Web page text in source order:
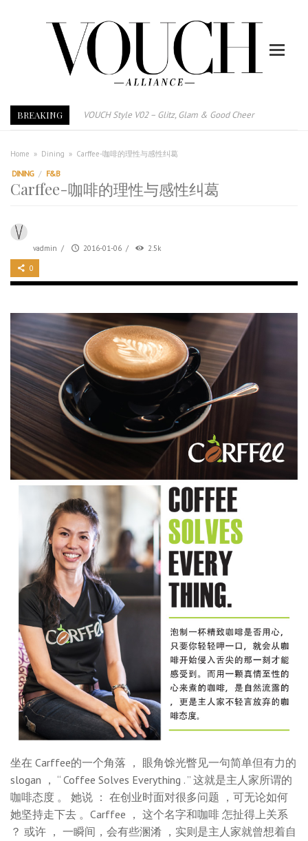
BREAKING
VOUCH Style V02 – Glitz, Glam & Good Cheer
Vouch Style 01 – Furniture & High Fashion
After All, Home is where your heart is. 与挚爱品享乐活
Home » Dining » Carffee-咖啡的理性与感性纠葛
DINING / F&B
Carffee-咖啡的理性与感性纠葛
vadmin / 2016-01-06 / 2.5k
0
坐在 Carffee的一个角落 ， 眼角馀光瞥见一句简单但有力的
slogan ， “ Coffee Solves Everything . ” 这就是主人家所谓的
咖啡态度 。 她说 ： 在创业时面对很多问题 ，可无论如何
她坚持走下去 。Carffee ， 这个名字和咖啡 怎扯得上关系
？ 或许 ， 一瞬间，会有些溷淆 ，实则是主人家就曾想着自